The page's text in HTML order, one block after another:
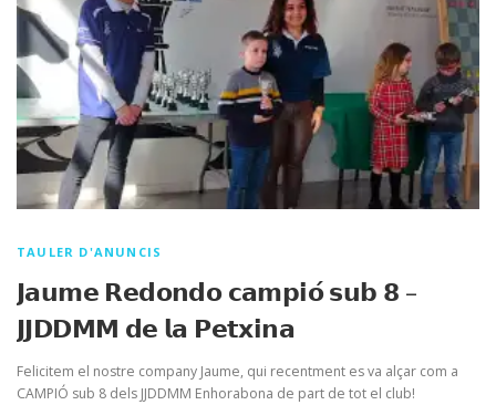
TAULER D'ANUNCIS
𝗝𝗮𝘂𝗺𝗲 𝗥𝗲𝗱𝗼𝗻𝗱𝗼 𝗰𝗮𝗺𝗽𝗶𝗼́ 𝘀𝘂𝗯 𝟴 –
𝗝𝗝𝗗𝗗𝗠𝗠 𝗱𝗲 𝗹𝗮 𝗣𝗲𝘁𝘅𝗶𝗻𝗮
Felicitem el nostre company Jaume, qui recentment es va alçar com a
CAMPIÓ sub 8 dels JJDDMM Enhorabona de part de tot el club!